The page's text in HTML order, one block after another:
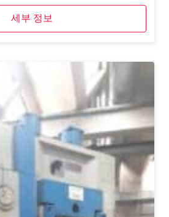
세부 정보